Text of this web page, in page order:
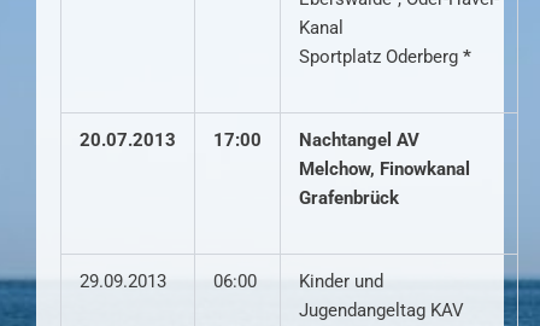
Kanal
Sportplatz Oderberg *
20.07.2013 17:00
Nachtangel AV
Melchow, Finowkanal
Grafenbrück
29.09.2013 06:00
Kinder und
Jugendangeltag KAV